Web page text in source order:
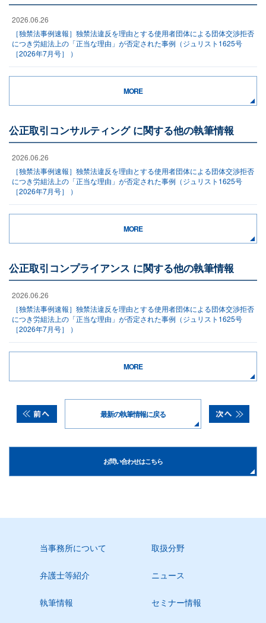
2026.06.26
［独禁法事例速報］独禁法違反を理由とする使用者団体による団体交渉拒否
につき労組法上の「正当な理由」が否定された事例（ジュリスト1625号
［2026年7月号］ ）
MORE
公正取引コンサルティング に関する他の執筆情報
2026.06.26
［独禁法事例速報］独禁法違反を理由とする使用者団体による団体交渉拒否
につき労組法上の「正当な理由」が否定された事例（ジュリスト1625号
［2026年7月号］ ）
MORE
公正取引コンプライアンス に関する他の執筆情報
2026.06.26
［独禁法事例速報］独禁法違反を理由とする使用者団体による団体交渉拒否
につき労組法上の「正当な理由」が否定された事例（ジュリスト1625号
［2026年7月号］ ）
MORE
最新の執筆情報に戻る
お問い合わせはこちら
当事務所について 取扱分野
弁護士等紹介 ニュース
執筆情報 セミナー情報